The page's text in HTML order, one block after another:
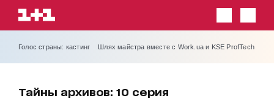
Голос страны: кастинг Шлях майстра вместе с Work.ua и KSE ProfTech
Тайны архивов: 10 серия